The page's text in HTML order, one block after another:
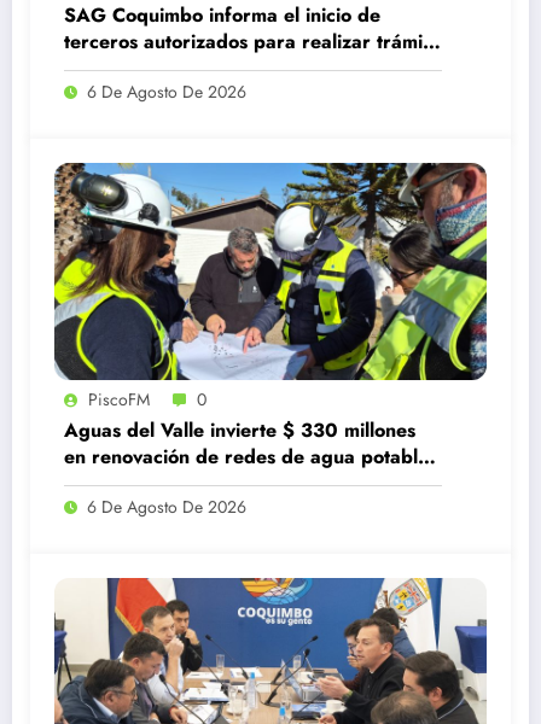
SAG Coquimbo informa el inicio de
terceros autorizados para realizar trámite
de subdivisión de predios rústicos
6 De Agosto De 2026
PiscoFM 0
Aguas del Valle invierte $ 330 millones
en renovación de redes de agua potable
en Guanaqueros
6 De Agosto De 2026